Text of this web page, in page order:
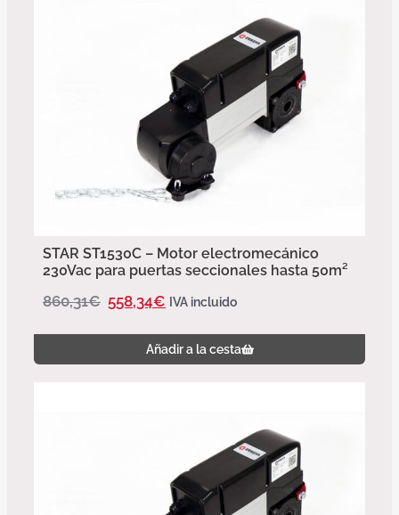
STAR ST1530C – Motor electromecánico
230Vac para puertas seccionales hasta 50m²
860,31€ 558,34€ IVA incluido
Añadir a la cesta